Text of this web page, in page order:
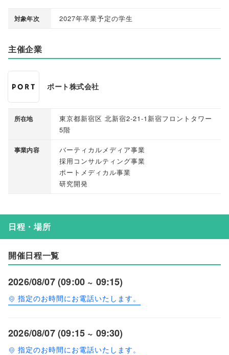
対象年次 2027年卒業予定の学生
主催企業
ポート株式会社
所在地
東京都新宿区 北新宿2-21-1新宿フロントタワー
5階
事業内容
バーティカルメディア事業
採用コンサルティング事業
ポートメディカル事業
研究開発
日程・場所
開催日程一覧
2026/08/07 (09:00 ~ 09:15)
指定のお時間にお電話いたします。
2026/08/07 (09:15 ~ 09:30)
指定のお時間にお電話いたします。